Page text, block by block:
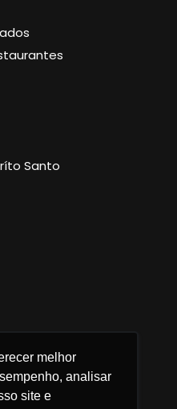
melhor
analisar
site e
Santo